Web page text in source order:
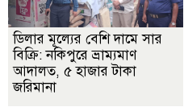
ডিলার মূল্যের বেশি দামে সার
বিক্রি: নকিপুরে ভ্রাম্যমাণ
আদালত, ৫ হাজার টাকা
জরিমানা